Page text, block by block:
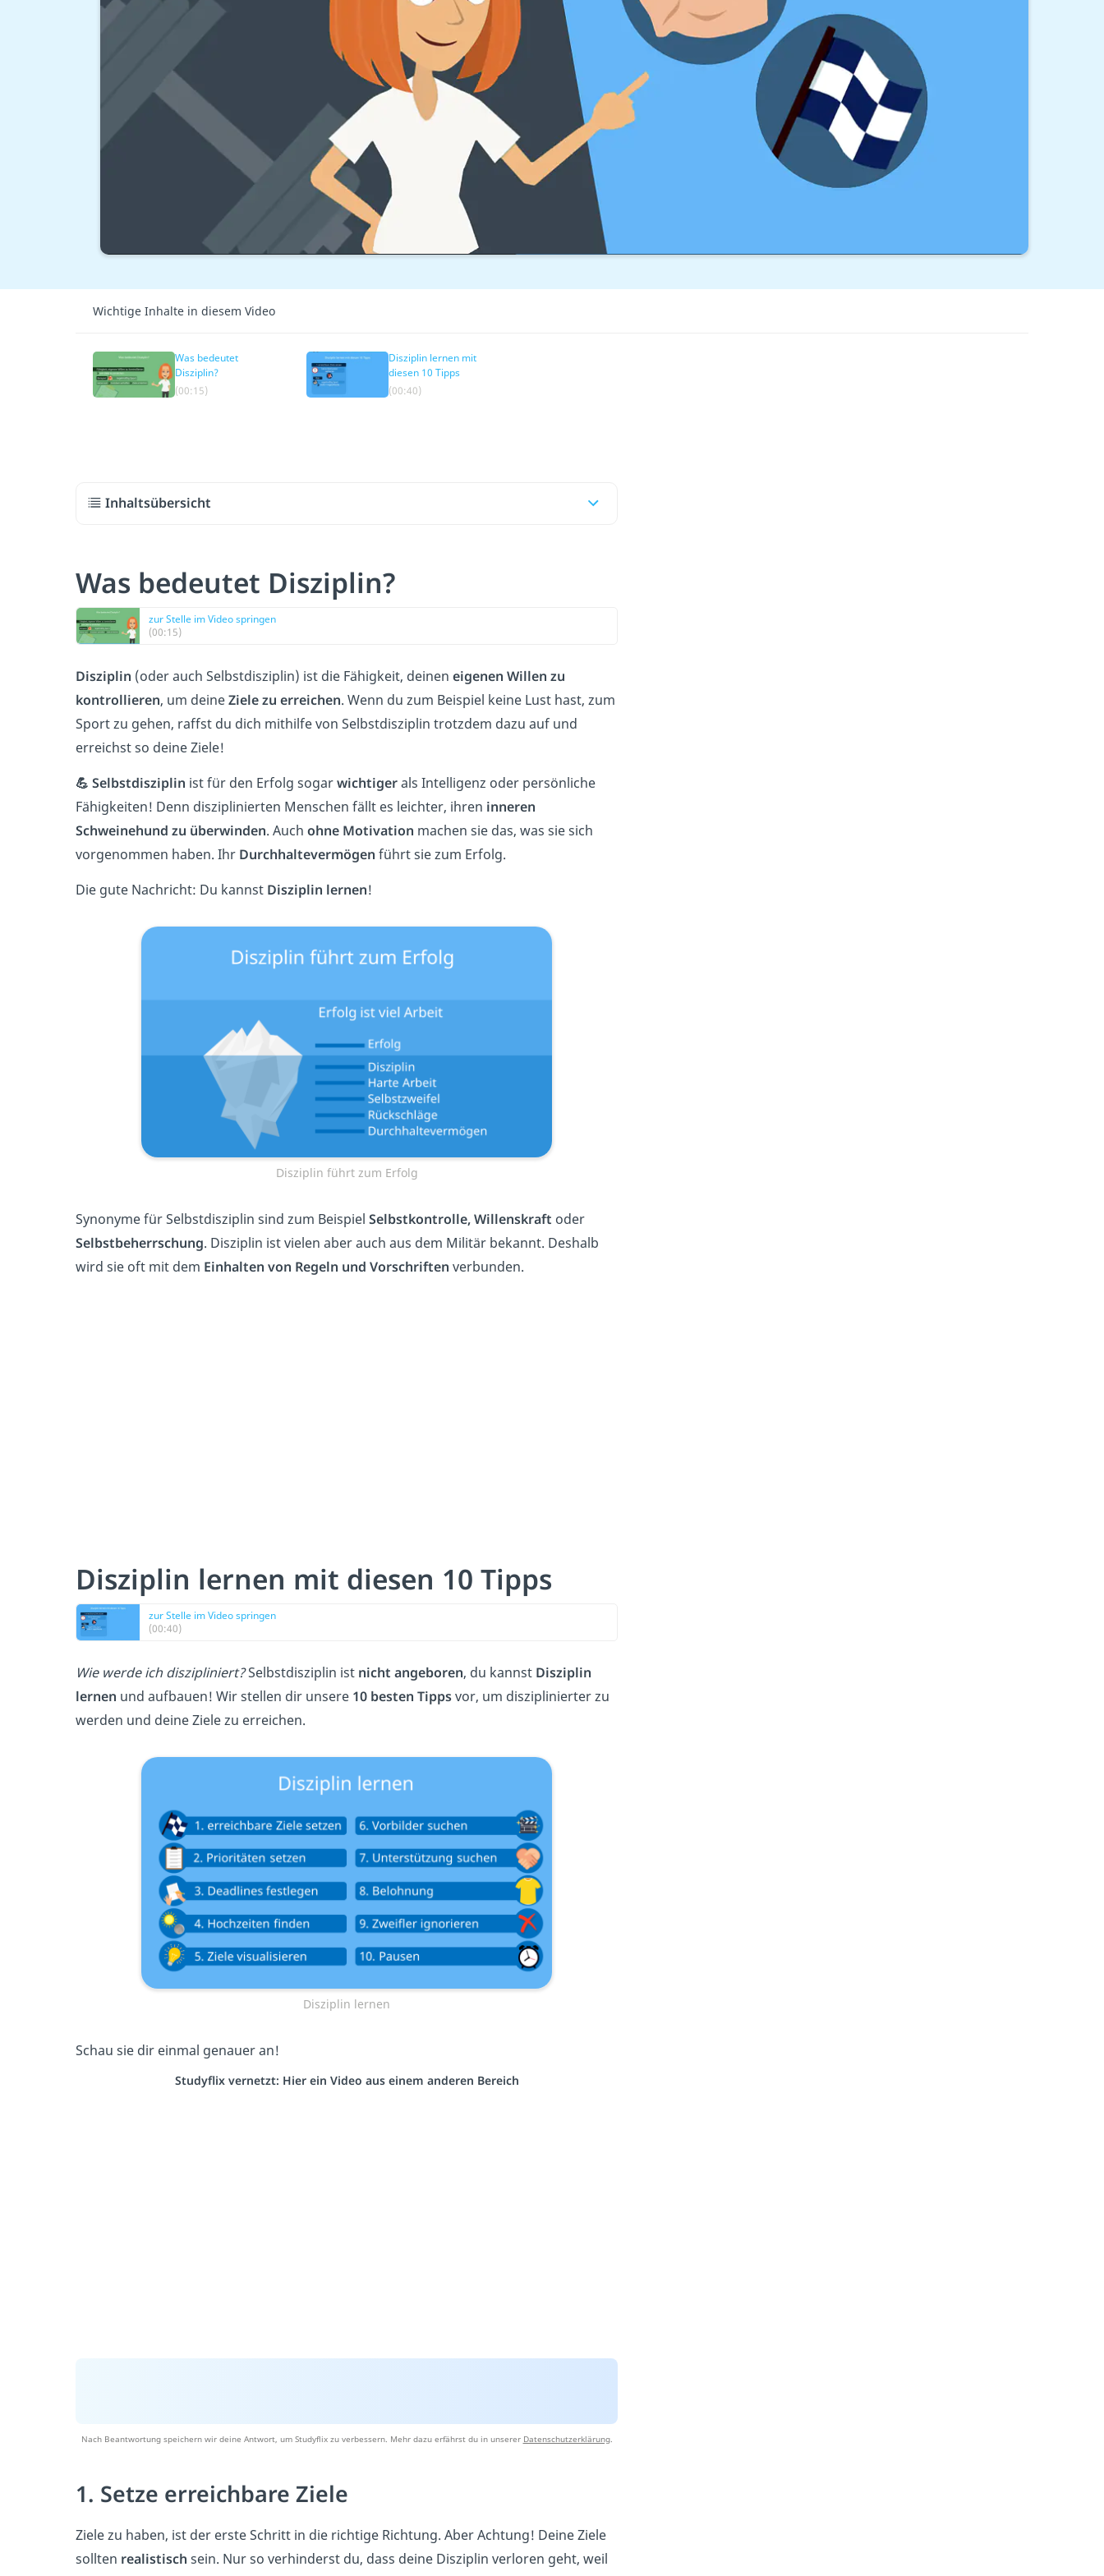
Wichtige Inhalte in diesem Video
Was bedeutet
Disziplin?
(00:15)
Disziplin lernen mit
diesen 10 Tipps
(00:40)
Inhaltsübersicht
Was bedeutet Disziplin?
zur Stelle im Video springen
(00:15)
Disziplin (oder auch Selbstdisziplin) ist die Fähigkeit, deinen eigenen Willen zu
kontrollieren, um deineZiele zu erreichen. Wenn du zum Beispiel keine Lust hast, zum
Sport zu gehen, raffst du dich mithilfe von Selbstdisziplin trotzdem dazu auf und
erreichst so deine Ziele!
💪 Selbstdisziplin ist für den Erfolg sogarwichtigerals Intelligenz oder persönliche
Fähigkeiten! Denn disziplinierten Menschen fällt es leichter, ihren inneren
Schweinehund zu überwinden. Auch ohne Motivation machen sie das, was sie sich
vorgenommen haben. Ihr Durchhaltevermögen führt sie zum Erfolg.
Die gute Nachricht: Du kannst Disziplin lernen!
Disziplin führt zum Erfolg
Synonyme für Selbstdisziplin sind zum Beispiel Selbstkontrolle, Willenskraft oder
Selbstbeherrschung. Disziplin ist vielen aber auch aus dem Militär bekannt. Deshalb
wird sie oft mit dem Einhalten von Regeln und Vorschriften verbunden.
Disziplin lernen mit diesen 10 Tipps
zur Stelle im Video springen
(00:40)
Wie werde ich diszipliniert?Selbstdisziplin ist nicht angeboren, du kannst Disziplin
lernen und aufbauen! Wir stellen dir unsere 10 besten Tippsvor, um disziplinierter zu
werden und deine Ziele zu erreichen.
Disziplin lernen
Schau sie dir einmal genauer an!
Studyflix vernetzt: Hier ein Video aus einem anderen Bereich
Nach Beantwortung speichern wir deine Antwort, um Studyflix zu verbessern. Mehr dazu erfährst du in unserer Datenschutzerklärung.
1. Setze erreichbare Ziele
Ziele zu haben, ist der erste Schritt in die richtige Richtung. Aber Achtung! Deine Ziele
sollten realistisch sein. Nur so verhinderst du, dass deine Disziplin verloren geht, weil